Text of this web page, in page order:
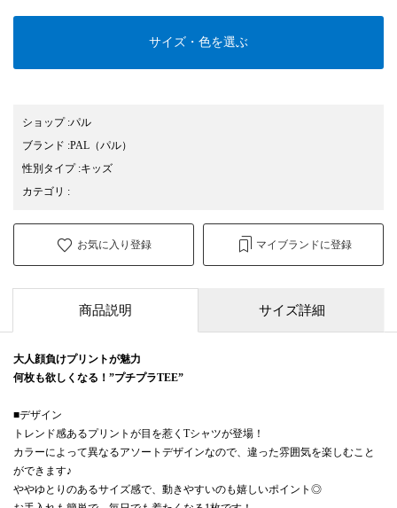
サイズ・色を選ぶ
ショップ:パル
ブランド :PAL （パル）
性別タイプ:キッズ
カテゴリ :
お気に入り登録 マイブランドに登録
商品説明 サイズ詳細
大人顔負けプリントが魅力
何枚も欲しくなる！”プチプラTEE”
■デザイン
トレンド感あるプリントが目を惹くTシャツが登場！
カラーによって異なるアソートデザインなので、違った雰囲気を楽しむこと
ができます♪
ややゆとりのあるサイズ感で、動きやすいのも嬉しいポイント◎